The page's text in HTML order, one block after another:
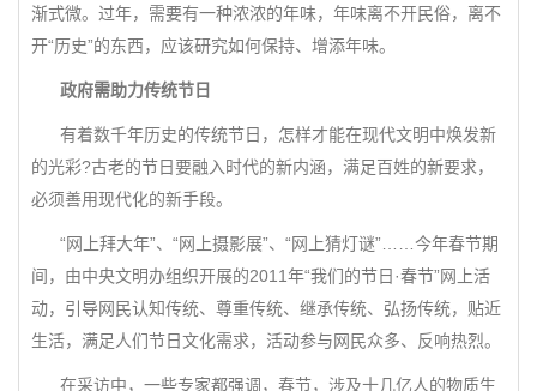
渐式微。过年，需要有一种浓浓的年味，年味离不开民俗，离不
开“历史”的东西，应该研究如何保持、增添年味。
政府需助力传统节日
有着数千年历史的传统节日，怎样才能在现代文明中焕发新
的光彩?古老的节日要融入时代的新内涵，满足百姓的新要求，
必须善用现代化的新手段。
“网上拜大年”、“网上摄影展”、“网上猜灯谜”……今年春节期
间，由中央文明办组织开展的2011年“我们的节日·春节”网上活
动，引导网民认知传统、尊重传统、继承传统、弘扬传统，贴近
生活，满足人们节日文化需求，活动参与网民众多、反响热烈。
在采访中，一些专家都强调，春节，涉及十几亿人的物质生